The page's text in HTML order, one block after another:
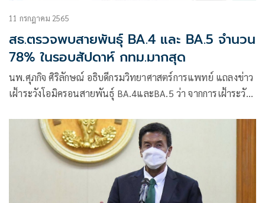
11 กรกฎาคม 2565
สธ.ตรวจพบสายพันธุ์ BA.4 และ BA.5 จำนวน
78% ในรอบสัปดาห์ กทม.มากสุด
นพ.ศุภกิจ ศิริลักษณ์ อธิบดีกรมวิทยาศาสตร์การแพทย์ แถลงข่าว
เฝ้าระวังโอมิครอนสายพันธุ์ BA.4และBA.5 ว่า จากการเฝ้าระวัง
ตัวอย่าง 570 ราย พบเป็น BA.1 จำนวน 5 ราย ตามด้วย BA.2